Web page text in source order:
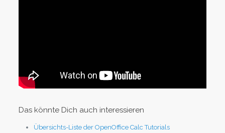
Das könnte Dich auch interessieren
Übersichts-Liste der OpenOffice Calc Tutorials